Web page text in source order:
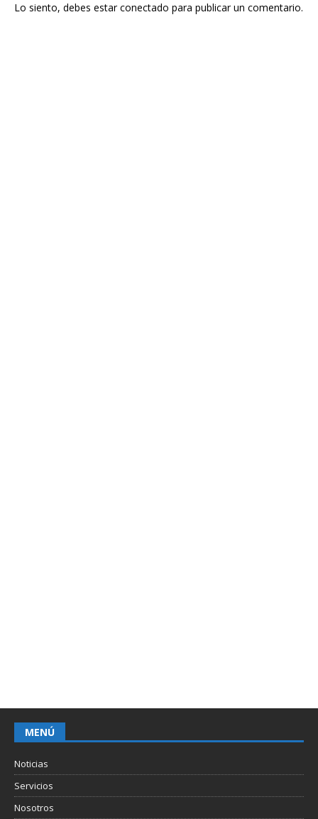
Lo siento, debes estarconectado para publicar un comentario.
MENÚ
Noticias
Servicios
Nosotros